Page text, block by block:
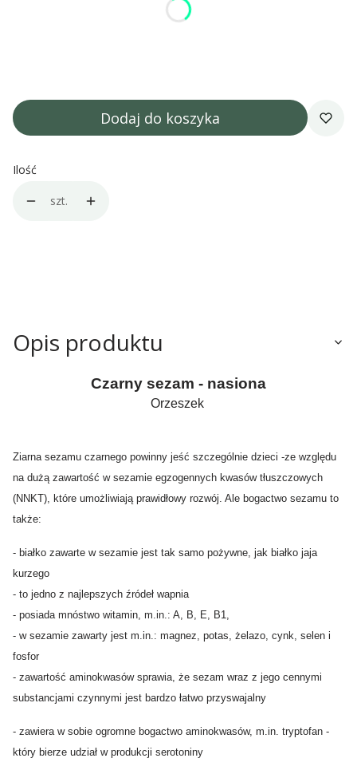
Dodaj do koszyka
Ilość
szt.
Opis produktu
Czarny sezam - nasiona
Orzeszek
Ziarna sezamu czarnego powinny jeść szczególnie dzieci -ze względu
na dużą zawartość w sezamie egzogennych kwasów tłuszczowych
(NNKT), które umożliwiają prawidłowy rozwój. Ale bogactwo sezamu to
także:
- białko zawarte w sezamie jest tak samo pożywne, jak białko jaja
kurzego
- to jedno z najlepszych źródeł wapnia
- posiada mnóstwo witamin, m.in.: A, B, E, B1,
- w sezamie zawarty jest m.in.: magnez, potas, żelazo, cynk, selen i
fosfor
- zawartość aminokwasów sprawia, że sezam wraz z jego cennymi
substancjami czynnymi jest bardzo łatwo przyswajalny
- zawiera w sobie ogromne bogactwo aminokwasów, m.in. tryptofan -
który bierze udział w produkcji serotoniny